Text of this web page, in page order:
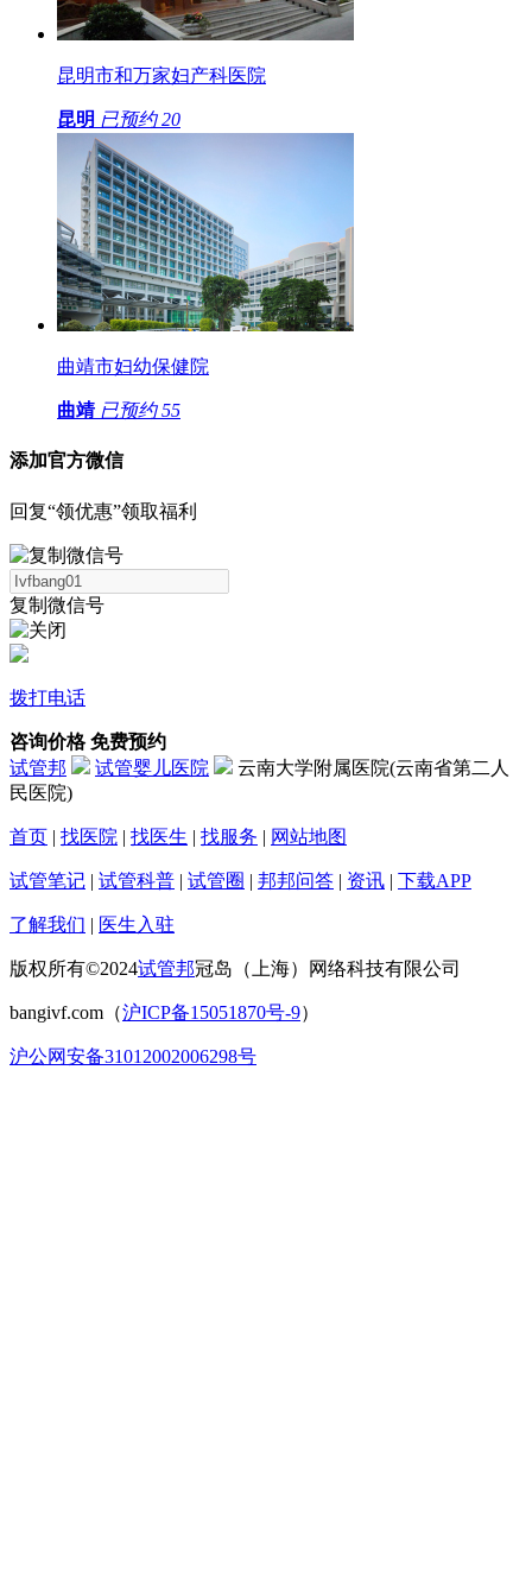
昆明市和万家妇产科医院
昆明 已预约 20
曲靖市妇幼保健院
曲靖 已预约 55
添加官方微信
回复“领优惠”领取福利
复制微信号
拨打电话
咨询价格 免费预约
试管邦
试管婴儿医院
云南大学附属医院(云南省第二人
民医院)
首页 | 找医院 | 找医生 | 找服务 | 网站地图
试管笔记 | 试管科普 | 试管圈 | 邦邦问答 | 资讯 | 下载APP
了解我们 | 医生入驻
版权所有©2024试管邦冠岛（上海）网络科技有限公司
bangivf.com（沪ICP备15051870号-9）
沪公网安备31012002006298号